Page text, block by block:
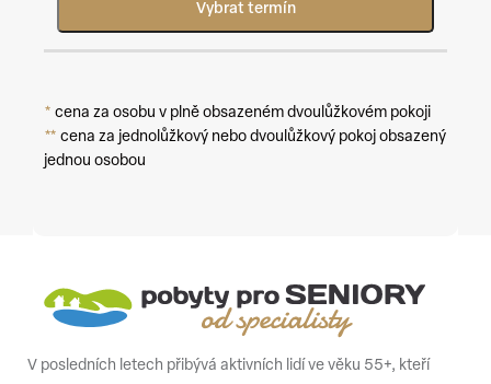
Vybrat termín
* cena za osobu v plně obsazeném dvoulůžkovém pokoji
** cena za jednolůžkový nebo dvoulůžkový pokoj obsazený
jednou osobou
V posledních letech přibývá aktivních lidí ve věku 55+, kteří